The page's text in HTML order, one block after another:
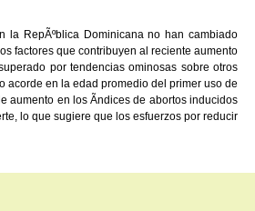
la RepÃºblica Dominicana no han cambiado
factores que contribuyen al reciente aumento
por tendencias ominosas sobre otros
acorde en la edad promedio del primer uso de
aumento en los Ã­ndices de abortos inducidos
lo que sugiere que los esfuerzos por reducir